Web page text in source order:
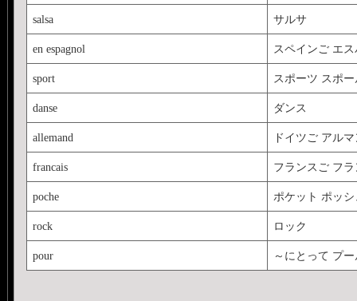
salsa サルサ
en espagnol スペインご エ
sport スポーツ スポー
danse ダンス
allemand ドイツご アルマ
francais フランスご フラ
poche ポケット ポッシ
rock ロック
pour ～にとって プー